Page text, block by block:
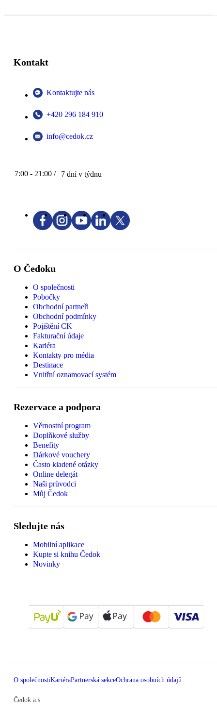
Kontakt
Kontaktujte nás
+420 296 184 910
info@cedok.cz
7:00 - 21:00 / 7 dní v týdnu
O Čedoku
O společnosti
Pobočky
Obchodní partneři
Obchodní podmínky
Pojištění CK
Fakturační údaje
Kariéra
Kontakty pro média
Destinace
Vnitřní oznamovací systém
Rezervace a podpora
Věrnostní program
Doplňkové služby
Benefity
Dárkové vouchery
Často kladené otázky
Online delegát
Naši průvodci
Můj Čedok
Sledujte nás
Mobilní aplikace
Kupte si knihu Čedok
Novinky
O společnostiKariéraPartnerská sekceOchrana osobních údajů
Čedok a.s